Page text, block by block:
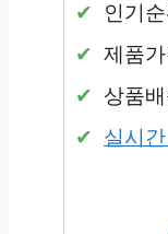
인기
제품
상품
실시